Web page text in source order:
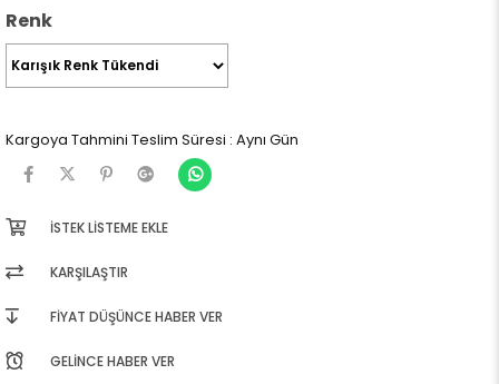
Renk
Kargoya Tahmini Teslim Süresi : Aynı Gün
İSTEK LISTEME EKLE
KARŞILAŞTIR
FIYAT DÜŞÜNCE HABER VER
GELINCE HABER VER